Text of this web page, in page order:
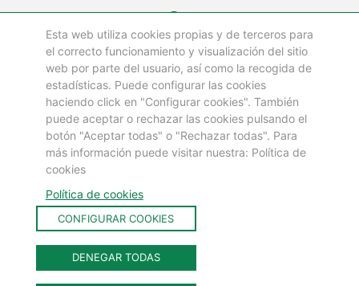
schedule
LUNES A VIERNES DE
08:00 a 18:00 h
LOS SÁBADOS Y FESTIVOS ESTAMOS CERRADOS
©
Todos los Derechos Reservados 2025
Aviso legal
Política de cookies
Política de privacidad
Esta web utiliza cookies propias y de terceros para
el correcto funcionamiento y visualización del sitio
web por parte del usuario, así como la recogida de
estadísticas. Puede configurar las cookies
haciendo click en "Configurar cookies". También
puede aceptar o rechazar las cookies pulsando el
botón "Aceptar todas" o "Rechazar todas". Para
más información puede visitar nuestra: Política de
cookies
Política de cookies
CONFIGURAR COOKIES
DENEGAR TODAS